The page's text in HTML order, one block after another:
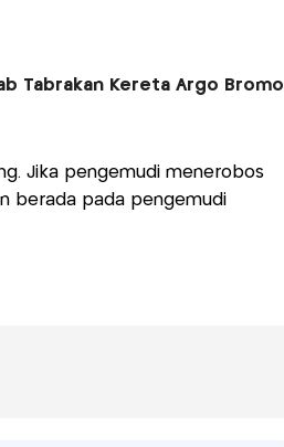
Tabrakan Kereta Argo Bromo
Jika pengemudi menerobos
berada pada pengemudi